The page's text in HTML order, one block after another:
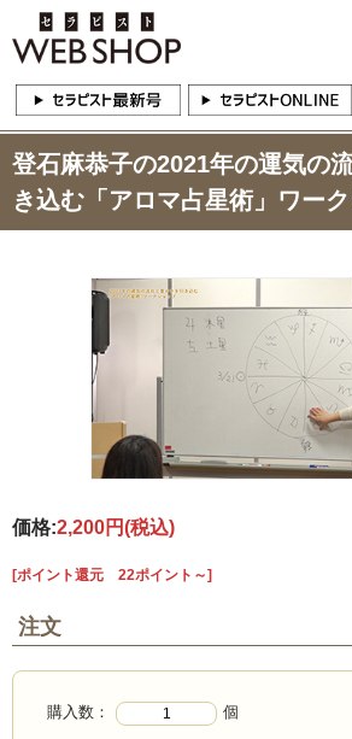
登石麻恭子の2021年の運気の
き込む「アロマ占星術」ワー
価格:2,200円(税込)
[ポイント還元 22ポイント～]
注文
購入数： 個